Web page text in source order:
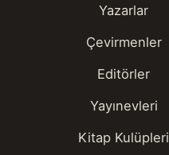
Yazarlar
Çevirmenler
Editörler
Yayınevleri
Kitap Kulüpleri